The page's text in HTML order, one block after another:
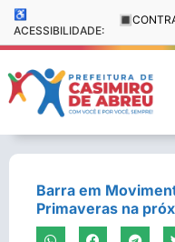
♿
ACESSIBILIDADE:
🔳
Barra em
Primaveras na